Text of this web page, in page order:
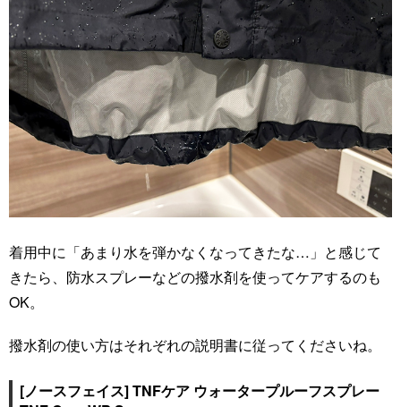
着用中に「あまり水を弾かなくなってきたな…」と感じて
きたら、防水スプレーなどの撥水剤を使ってケアするのも
OK。
撥水剤の使い方はそれぞれの説明書に従ってくださいね。
[ノースフェイス] TNFケア ウォータープルーフスプレー